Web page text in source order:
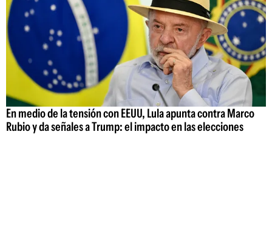
En medio de la tensión con EEUU, Lula apunta contra Marco
Rubio y da señales a Trump: el impacto en las elecciones